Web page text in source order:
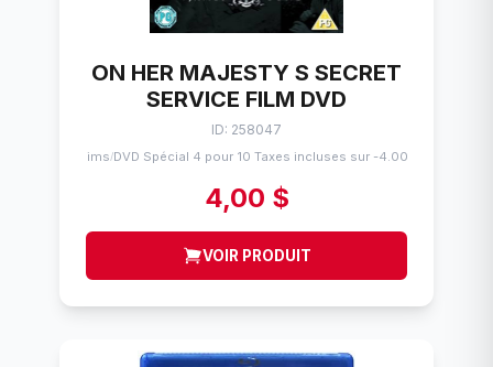
ON HER MAJESTY S SECRET
SERVICE FILM DVD
ID: 258047
Flims/DVD Spécial 4 pour 10 Taxes incluses sur -4.00$
4,00 $
VOIR PRODUIT